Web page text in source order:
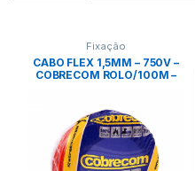
Fixação
CABO FLEX 1,5MM – 750V –
COBRECOM ROLO/100M –